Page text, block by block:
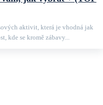
aktivit, která je vhodná jak
kde se kromě zábavy...